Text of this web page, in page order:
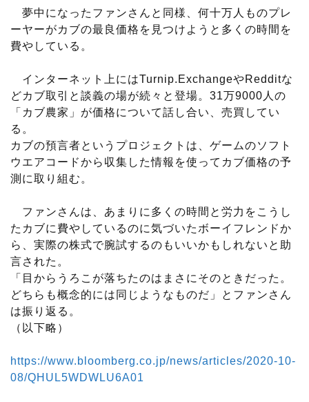
夢中になったファンさんと同様、何十万人ものプレ
ーヤーがカブの最良価格を見つけようと多くの時間を
費やしている。
インターネット上にはTurnip.ExchangeやRedditな
どカブ取引と談義の場が続々と登場。31万9000人の
「カブ農家」が価格について話し合い、売買してい
る。
カブの預言者というプロジェクトは、ゲームのソフト
ウエアコードから収集した情報を使ってカブ価格の予
測に取り組む。
ファンさんは、あまりに多くの時間と労力をこうし
たカブに費やしているのに気づいたボーイフレンドか
ら、実際の株式で腕試するのもいいかもしれないと助
言された。
「目からうろこが落ちたのはまさにそのときだった。
どちらも概念的には同じようなものだ」とファンさん
は振り返る。
（以下略）
https://www.bloomberg.co.jp/news/articles/2020-10-
08/QHUL5WDWLU6A01